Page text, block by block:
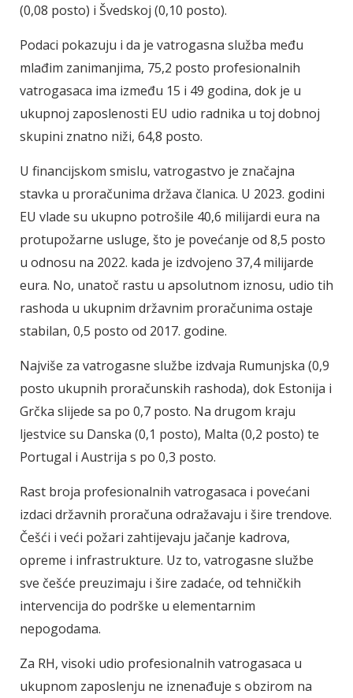
(0,08 posto) i Švedskoj (0,10 posto).
Podaci pokazuju i da je vatrogasna služba među
mlađim zanimanjima, 75,2 posto profesionalnih
vatrogasaca ima između 15 i 49 godina, dok je u
ukupnoj zaposlenosti EU udio radnika u toj dobnoj
skupini znatno niži, 64,8 posto.
U financijskom smislu, vatrogastvo je značajna
stavka u proračunima država članica. U 2023. godini
EU vlade su ukupno potrošile 40,6 milijardi eura na
protupožarne usluge, što je povećanje od 8,5 posto
u odnosu na 2022. kada je izdvojeno 37,4 milijarde
eura. No, unatoč rastu u apsolutnom iznosu, udio tih
rashoda u ukupnim državnim proračunima ostaje
stabilan, 0,5 posto od 2017. godine.
Najviše za vatrogasne službe izdvaja Rumunjska (0,9
posto ukupnih proračunskih rashoda), dok Estonija i
Grčka slijede sa po 0,7 posto. Na drugom kraju
ljestvice su Danska (0,1 posto), Malta (0,2 posto) te
Portugal i Austrija s po 0,3 posto.
Rast broja profesionalnih vatrogasaca i povećani
izdaci državnih proračuna odražavaju i šire trendove.
Češći i veći požari zahtijevaju jačanje kadrova,
opreme i infrastrukture. Uz to, vatrogasne službe
sve češće preuzimaju i šire zadaće, od tehničkih
intervencija do podrške u elementarnim
nepogodama.
Za RH, visoki udio profesionalnih vatrogasaca u
ukupnom zaposlenju ne iznenađuje s obzirom na